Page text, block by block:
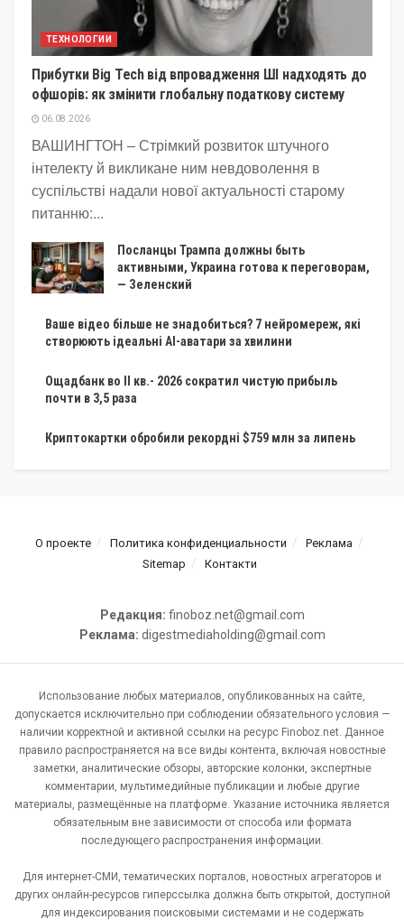
ТЕХНОЛОГИИ
Прибутки Big Tech від впровадження ШІ надходять до
офшорів: як змінити глобальну податкову систему
06.08.2026
ВАШИНГТОН – Стрімкий розвиток штучного
інтелекту й викликане ним невдоволення в
суспільстві надали нової актуальності старому
питанню:...
Посланцы Трампа должны быть
активными, Украина готова к переговорам,
— Зеленский
Ваше відео більше не знадобиться? 7 нейромереж, які
створюють ідеальні AI-аватари за хвилини
Ощадбанк во II кв.- 2026 сократил чистую прибыль
почти в 3,5 раза
Криптокартки обробили рекордні $759 млн за липень
О проекте Политика конфиденциальности
Реклама
Sitemap
Контакти
Редакция: finoboz.net@gmail.com
Реклама: digestmediaholding@gmail.com
Использование любых материалов, опубликованных на сайте,
допускается исключительно при соблюдении обязательного условия —
наличии корректной и активной ссылки на ресурс Finoboz.net. Данное
правило распространяется на все виды контента, включая новостные
заметки, аналитические обзоры, авторские колонки, экспертные
комментарии, мультимедийные публикации и любые другие
материалы, размещённые на платформе. Указание источника является
обязательным вне зависимости от способа или формата
последующего распространения информации.
Для интернет-СМИ, тематических порталов, новостных агрегаторов и
других онлайн-ресурсов гиперссылка должна быть открытой, доступной
для индексирования поисковыми системами и не содержать